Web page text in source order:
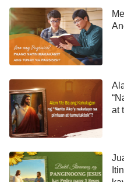
Isang araw, nagsalang
video para sa akin, sa
na ang lahat ng mga
ng libro. Ang libro ay
at wala akong magawa
ko, “Bakit wala silang
basahin ng mga
Panginoon ang Biblia
mga salita maliban sa
at